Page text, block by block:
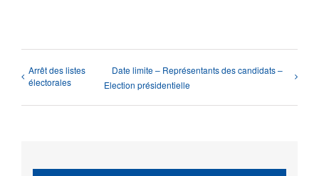
Arrêt des listes
électorales
Date limite – Représentants des candidats –
Election présidentielle